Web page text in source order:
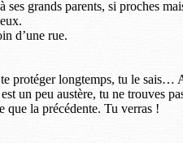
grands parents, si proches
d’une rue.
protéger longtemps, tu le sais…
un peu austère, tu ne trouves
que la précédente. Tu verras !